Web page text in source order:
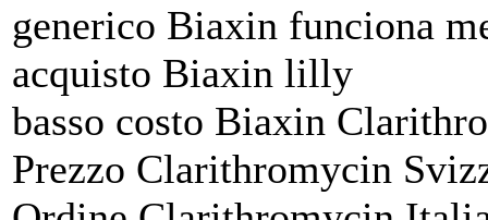
generico Biaxin funciona
acquisto Biaxin lilly
basso costo Biaxin
Prezzo Clarithromycin